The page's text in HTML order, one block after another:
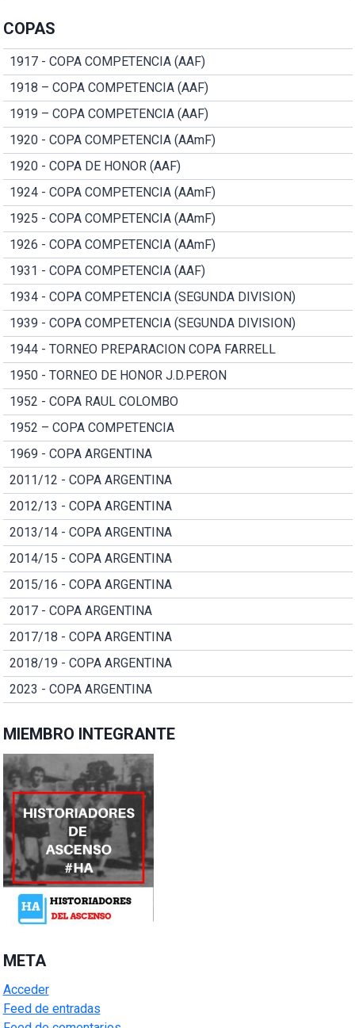
COPAS
1917 - COPA COMPETENCIA (AAF)
1918 – COPA COMPETENCIA (AAF)
1919 – COPA COMPETENCIA (AAF)
1920 - COPA COMPETENCIA (AAmF)
1920 - COPA DE HONOR (AAF)
1924 - COPA COMPETENCIA (AAmF)
1925 - COPA COMPETENCIA (AAmF)
1926 - COPA COMPETENCIA (AAmF)
1931 - COPA COMPETENCIA (AAF)
1934 - COPA COMPETENCIA (SEGUNDA DIVISION)
1939 - COPA COMPETENCIA (SEGUNDA DIVISION)
1944 - TORNEO PREPARACION COPA FARRELL
1950 - TORNEO DE HONOR J.D.PERON
1952 - COPA RAUL COLOMBO
1952 – COPA COMPETENCIA
1969 - COPA ARGENTINA
2011/12 - COPA ARGENTINA
2012/13 - COPA ARGENTINA
2013/14 - COPA ARGENTINA
2014/15 - COPA ARGENTINA
2015/16 - COPA ARGENTINA
2017 - COPA ARGENTINA
2017/18 - COPA ARGENTINA
2018/19 - COPA ARGENTINA
2023 - COPA ARGENTINA
MIEMBRO INTEGRANTE
META
Acceder
Feed de entradas